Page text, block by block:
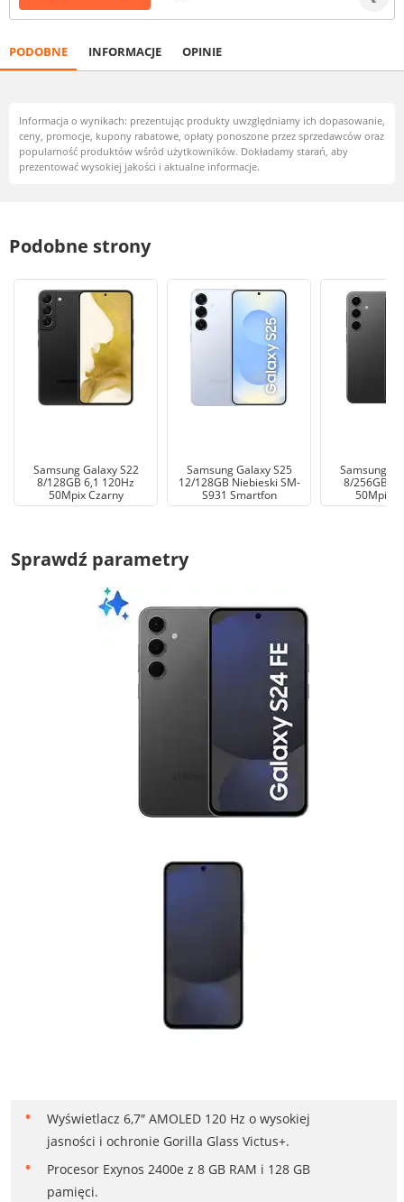
PODOBNE INFORMACJE OPINIE
Informacja o wynikach: prezentując produkty uwzględniamy ich dopasowanie,
ceny, promocje, kupony rabatowe, opłaty ponoszone przez sprzedawców oraz
popularność produktów wśród użytkowników. Dokładamy starań, aby
prezentować wysokiej jakości i aktualne informacje.
Podobne strony
Samsung Galaxy S22
8/128GB 6,1 120Hz
50Mpix Czarny
Samsung Galaxy S25
12/128GB Niebieski SM-
S931 Smartfon
Samsung
8/256GB
50Mpix
Sprawdź parametry
Wyświetlacz 6,7″ AMOLED 120 Hz o wysokiej
jasności i ochronie Gorilla Glass Victus+.
Procesor Exynos 2400e z 8 GB RAM i 128 GB
pamięci.